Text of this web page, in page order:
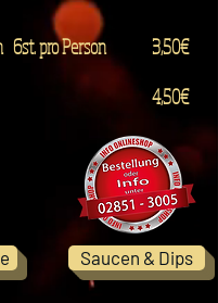
pro Person
3,50€
4,50€
Saucen & Dips